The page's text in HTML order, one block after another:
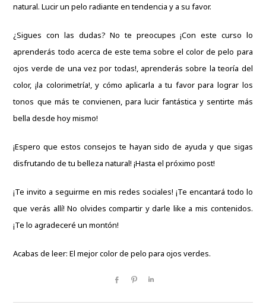
natural. Lucir un pelo radiante en tendencia y a su favor.
¿Sigues con las dudas? No te preocupes ¡Con este curso lo
aprenderás todo acerca de este tema sobre el color de pelo para
ojos verde de una vez por todas!, aprenderás sobre la teoría del
color, ¡la colorimetría!, y cómo aplicarla a tu favor para lograr los
tonos que más te convienen, para lucir fantástica y sentirte más
bella desde hoy mismo!
¡Espero que estos consejos te hayan sido de ayuda y que sigas
disfrutando de tu belleza natural! ¡Hasta el próximo post!
¡Te invito a seguirme en mis redes sociales! ¡Te encantará todo lo
que verás allí! No olvides compartir y darle like a mis contenidos.
¡Te lo agradeceré un montón!
Acabas de leer: El mejor color de pelo para ojos verdes.
Share Pin